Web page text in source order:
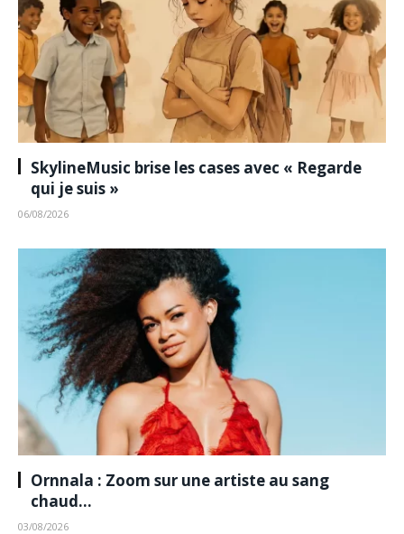
SkylineMusic brise les cases avec « Regarde
qui je suis »
06/08/2026
Ornnala : Zoom sur une artiste au sang
chaud…
03/08/2026